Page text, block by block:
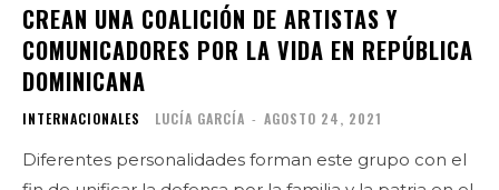
CREAN UNA COALICIÓN DE ARTISTAS Y
COMUNICADORES POR LA VIDA EN REPÚBLICA
DOMINICANA
INTERNACIONALES LUCÍA GARCÍA - AGOSTO 24, 2021
Diferentes personalidades forman este grupo con el